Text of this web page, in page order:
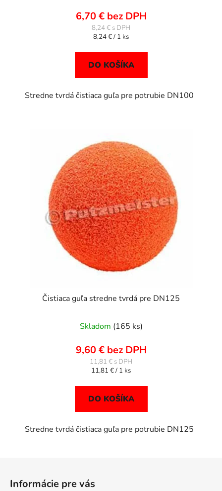
6,70 € bez DPH
8,24 €
Jednotková
8,24 € / 1 ks
DO KOŠÍKA
Stredne tvrdá čistiaca guľa pre potrubie DN100
Čistiaca guľa stredne tvrdá pre DN125
Skladom (165 ks)
9,60 € bez DPH
11,81 €
Jednotková
11,81 € / 1 ks
DO KOŠÍKA
Stredne tvrdá čistiaca guľa pre potrubie DN125
Informácie pre vás